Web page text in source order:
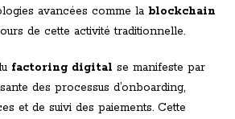
avancées comme la blockchain
de cette activité traditionnelle.
factoring digital se manifeste par
des processus d’onboarding,
et de suivi des paiements. Cette